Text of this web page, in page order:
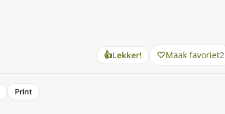
👍Lekker! Maak favoriet2
Print